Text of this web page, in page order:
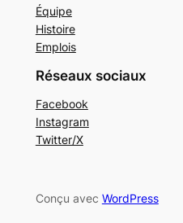
Équipe
Histoire
Emplois
Réseaux sociaux
Facebook
Instagram
Twitter/X
Conçu avec WordPress